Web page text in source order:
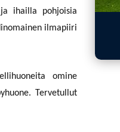
ihailla pohjoisia
ilmapiiri
omine
Tervetullut